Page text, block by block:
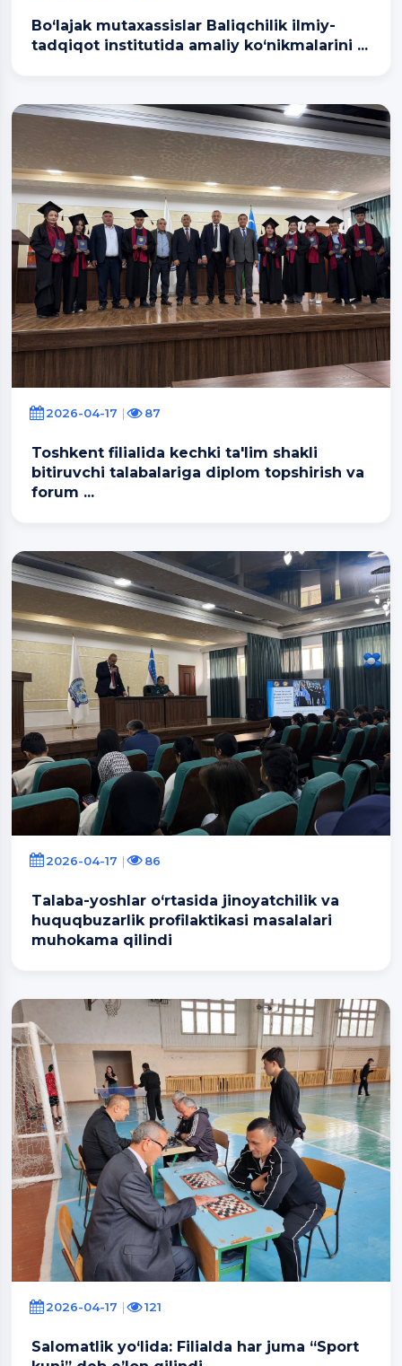
Bo‘lajak mutaxassislar Baliqchilik ilmiy-
tadqiqot institutida amaliy ko‘nikmalarini ...
2026-04-17 87
Toshkent filialida kechki ta'lim shakli
bitiruvchi talabalariga diplom topshirish va
forum ...
2026-04-17 86
Talaba-yoshlar o‘rtasida jinoyatchilik va
huquqbuzarlik profilaktikasi masalalari
muhokama qilindi
2026-04-17 121
Salomatlik yo‘lida: Filialda har juma “Sport